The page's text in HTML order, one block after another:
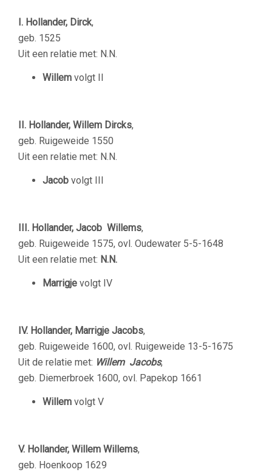
I. Hollander, Dirck,
geb. 1525
Uit een relatie met: N.N.
Willem volgt II
II. Hollander, Willem Dircks,
geb. Ruigeweide 1550
Uit een relatie met: N.N.
Jacob volgt III
III. Hollander, Jacob Willems,
geb. Ruigeweide 1575, ovl. Oudewater 5-5-1648
Uit een relatie met: N.N.
Marrigje volgt IV
IV. Hollander, Marrigje Jacobs,
geb. Ruigeweide 1600, ovl. Ruigeweide 13-5-1675
Uit de relatie met: Willem Jacobs,
geb. Diemerbroek 1600, ovl. Papekop 1661
Willem volgt V
V. Hollander, Willem Willems,
geb. Hoenkoop 1629